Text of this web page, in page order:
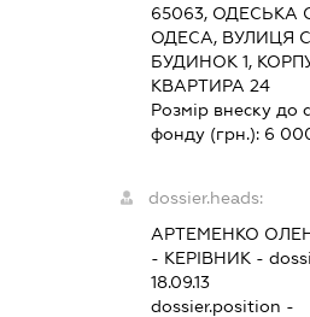
65063, ОДЕСЬКА
ОДЕСА, ВУЛИЦЯ
БУДИНОК 1,
КВАРТИРА 24
Розмір внеску до
фонду (грн.): 6
dossier.heads:
АРТЕМЕНКО
- КЕРІВНИК -
18.09.13
dossier.position -